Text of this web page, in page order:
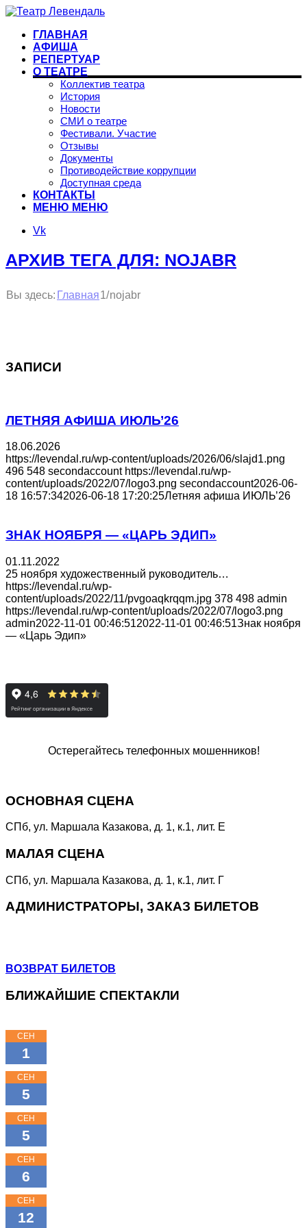
ГЛАВНАЯ
АФИША
РЕПЕРТУАР
О ТЕАТРЕ
Коллектив театра
История
Новости
СМИ о театре
Фестивали. Участие
Отзывы
Документы
Противодействие коррупции
Доступная среда
КОНТАКТЫ
МЕНЮ МЕНЮ
Vk
АРХИВ ТЕГА ДЛЯ: NOJABR
Вы здесь: Главная1/nojabr
ЗАПИСИ
ЛЕТНЯЯ АФИША ИЮЛЬ’26
18.06.2026
https://levendal.ru/wp-content/uploads/2026/06/slajd1.png
496 548 secondaccount https://levendal.ru/wp-
content/uploads/2022/07/logo3.png secondaccount2026-06-
18 16:57:342026-06-18 17:20:25Летняя афиша ИЮЛЬ’26
ЗНАК НОЯБРЯ — «ЦАРЬ ЭДИП»
01.11.2022
25 ноября художественный руководитель…
https://levendal.ru/wp-
content/uploads/2022/11/pvgoaqkrqqm.jpg 378 498 admin
https://levendal.ru/wp-content/uploads/2022/07/logo3.png
admin2022-11-01 00:46:512022-11-01 00:46:51Знак ноября
— «Царь Эдип»
Остерегайтесь телефонных мошенников!
ОСНОВНАЯ СЦЕНА
СПб, ул. Маршала Казакова, д. 1, к.1, лит. Е
МАЛАЯ СЦЕНА
СПб, ул. Маршала Казакова, д. 1, к.1, лит. Г
АДМИНИСТРАТОРЫ, ЗАКАЗ БИЛЕТОВ
ВОЗВРАТ БИЛЕТОВ
БЛИЖАЙШИЕ СПЕКТАКЛИ
СЕН
1
СЕН
5
СЕН
5
СЕН
6
СЕН
12